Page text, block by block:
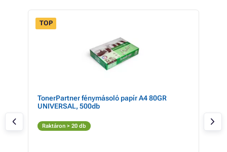
TOP
TonerPartner fénymásoló papír A4 80GR
UNIVERSAL, 500db
Raktáron > 20 db